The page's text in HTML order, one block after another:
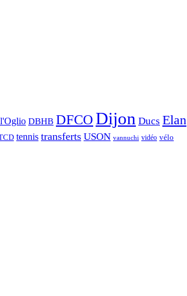
DBHB DFCODijon Ducs Elan
tennis transferts USON vannuchi vidéo vélo